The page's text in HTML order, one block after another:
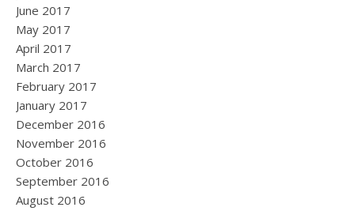
June 2017
May 2017
April 2017
March 2017
February 2017
January 2017
December 2016
November 2016
October 2016
September 2016
August 2016